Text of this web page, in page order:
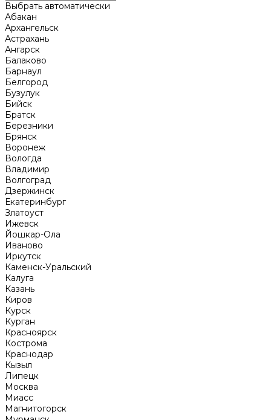
Выбрать автоматически
Абакан
Архангельск
Астрахань
Ангарск
Балаково
Барнаул
Белгород
Бузулук
Бийск
Братск
Березники
Брянск
Воронеж
Вологда
Владимир
Волгоград
Дзержинск
Екатеринбург
Златоуст
Ижевск
Йошкар-Ола
Иваново
Иркутск
Каменск-Уральский
Калуга
Казань
Киров
Курск
Курган
Красноярск
Кострома
Краснодар
Кызыл
Липецк
Москва
Миасс
Магнитогорск